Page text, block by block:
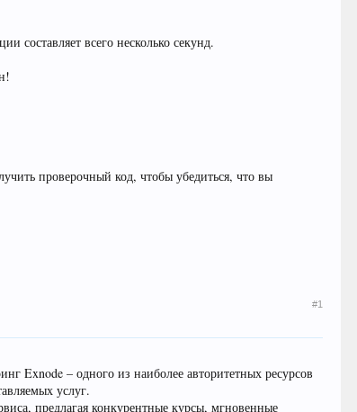
составляет всего несколько секунд.
проверочный код, чтобы убедиться, что вы
#1
Exnode – одного из наиболее авторитетных ресурсов
услуг.
предлагая конкурентные курсы, мгновенные